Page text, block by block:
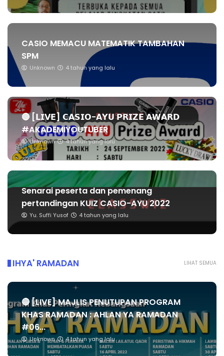
CASIO MEMACU MATEMATIK TAMBAHAN
SPM
Unknown 4 tahun yang lalu
🔴 [𝗟𝗜𝗩𝗘] 𝗖𝗔𝗦𝗜𝗢-𝗔𝗬𝗨 𝗣𝗥𝗜𝗭𝗘 𝗔𝗪𝗔𝗥𝗗
#AKADEMIYOUTUBER
Unknown 4 tahun yang lalu
Senarai peserta dan pemenang
pertandingan KUIZ CASIO-AYU 2022
Yu. Suffi Yusof 4 tahun yang lalu
LIHAT SEMUA
IHYA' RAMADAN
🔴 [LIVE] MAJLIS PENUTUPAN PROGRAM
KHAS RAMADAN : AHLAN YA RAMADAN
#06...
Unknown 4 tahun yang lalu